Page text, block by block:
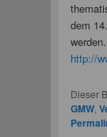
dem
werden.
http://
Dieser
GMW,